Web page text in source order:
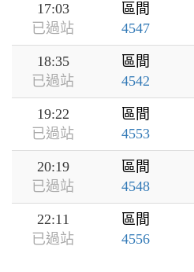
17:03
已過站
區間
4547
18:35
已過站
區間
4542
19:22
已過站
區間
4553
20:19
已過站
區間
4548
22:11
已過站
區間
4556